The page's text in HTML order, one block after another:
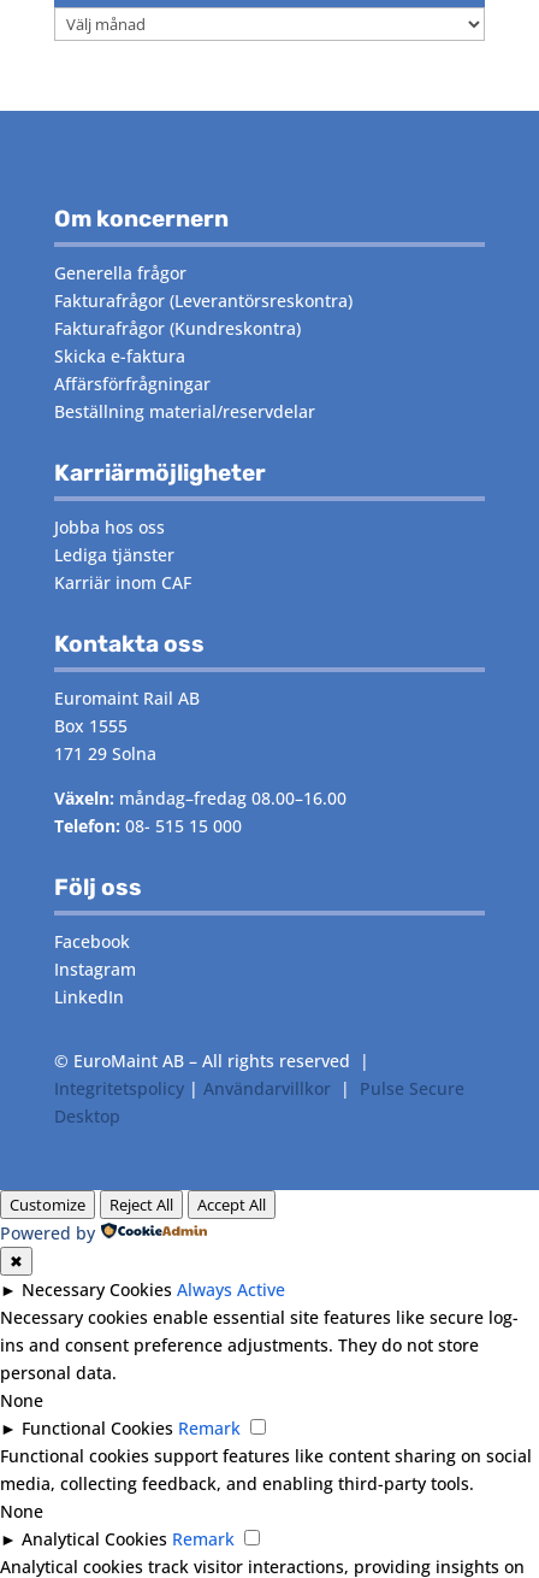
Arkiv
Om koncernern
Generella frågor
Fakturafrågor(Leverantörsreskontra)
Fakturafrågor(Kundreskontra)
Skicka e-faktura
Affärsförfrågningar
Beställning material/reservdelar
Karriärmöjligheter
Jobba hos oss
Lediga tjänster
Karriär inom CAF
Kontakta oss
Euromaint Rail AB
Box 1555
171 29 Solna
Växeln: måndag–fredag 08.00–16.00
Telefon: 08- 515 15 000
Följ oss
Facebook
Instagram
LinkedIn
© EuroMaint AB – All rights reserved |
Integritetspolicy| Användarvillkor| Pulse Secure
Desktop
Customize Reject All Accept All
Powered by
✖
► Necessary Cookies Always Active
Necessary cookies enable essential site features like secure log-
ins and consent preference adjustments. They do not store
personal data.
None
► Functional Cookies Remark
Functional cookies support features like content sharing on social
media, collecting feedback, and enabling third-party tools.
None
► Analytical Cookies Remark
Analytical cookies track visitor interactions, providing insights on